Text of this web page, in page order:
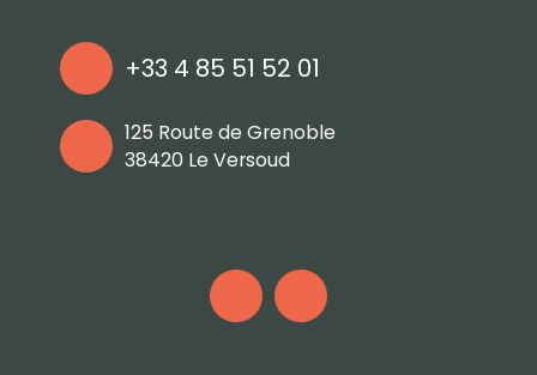
+33 4 85 51 52 01
125 Route de Grenoble
38420 Le Versoud